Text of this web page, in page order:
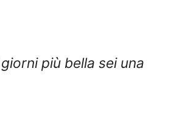
più bella sei una